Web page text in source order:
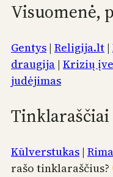
Visuomenė,
Gentys | Religija.lt |
draugija | Krizių
judėjimas
Tinklaraščiai
Kūlverstukas |
rašo tinklaraščius?